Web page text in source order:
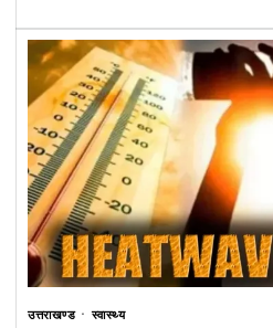
उत्तराखण्ड स्वास्थ्य